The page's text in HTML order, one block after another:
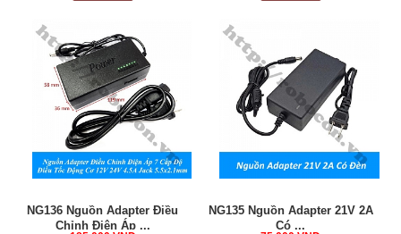
NG136 Nguồn Adapter Điều
Chỉnh Điện Áp ...
NG135 Nguồn Adapter 21V 2A
Có ...